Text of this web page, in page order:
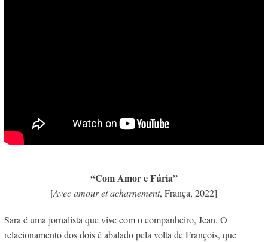
“Com Amor e Fúria”
[Avec amour et acharnement, França, 2022]
Sara é uma jornalista que vive com o companheiro, Jean. O
relacionamento dos dois é abalado pela volta de François, que